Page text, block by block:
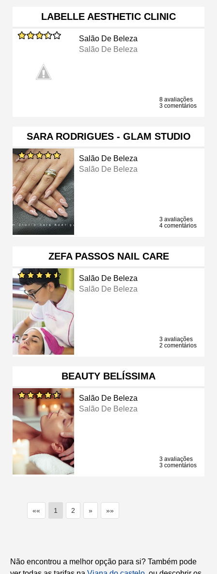
LABELLE AESTHETIC CLINIC
Salão De Beleza
Salão De Beleza
8 avaliações
3 comentários
SARA RODRIGUES - GLAM STUDIO
Salão De Beleza
Salão De Beleza
3 avaliações
4 comentários
ZEFA PASSOS NAIL CARE
Salão De Beleza
Salão De Beleza
3 avaliações
2 comentários
BEAUTY BELÍSSIMA
Salão De Beleza
Salão De Beleza
3 avaliações
3 comentários
«« 1 2 » »»
Não encontrou a melhor opção para si? Também pode